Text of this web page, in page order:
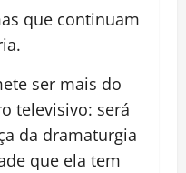
que continuam
ser mais do
televisivo: será
da dramaturgia
que ela tem